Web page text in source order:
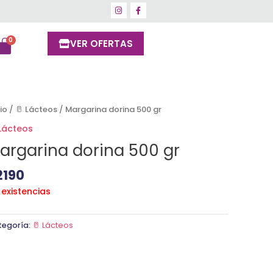
VER OFERTAS
/ 🥛 Lácteos / Margarina dorina 500 gr
dorina 500 gr
existencias
🥛 Lácteos